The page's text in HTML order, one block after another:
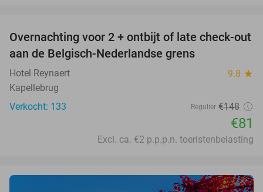
45%
Overnachting voor 2 + ontbijt of late check-out
aan de Belgisch-Nederlandse grens
Hotel Reynaert 9.8 star
Kapellebrug
Verkocht: 133
Regulier €148
€81
Excl. ca. €2 p.p.p.n. toeristenbelasting